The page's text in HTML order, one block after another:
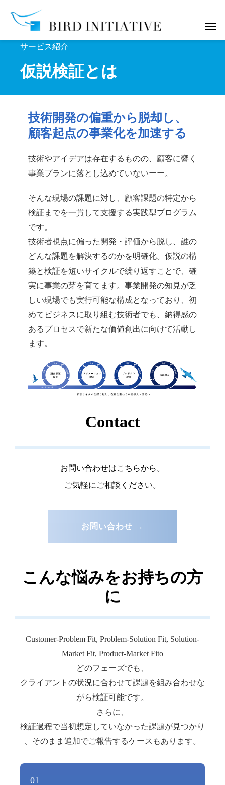
サービス紹介
仮説検証とは
技術開発の偏重から脱却し、
顧客起点の事業化を加速する
技術やアイデアは存在するものの、顧客に響く
事業プランに落とし込めていないーー。
そんな現場の課題に対し、顧客課題の特定から
検証までを一貫して支援する実践型プログラム
です。
技術者視点に偏った開発・評価から脱し、誰の
どんな課題を解決するのかを明確化。仮説の構
築と検証を短いサイクルで繰り返すことで、確
実に事業の芽を育てます。事業開発の知見が乏
しい現場でも実行可能な構成となっており、初
めてビジネスに取り組む技術者でも、納得感の
あるプロセスで新たな価値創出に向けて活動し
ます。
Contact
お問い合わせはこちらから。
ご気軽にご相談ください。
お問い合わせ →
こんな悩みをお持ちの方
に
Customer-Problem Fit, Problem-Solution Fit, Solution-
Market Fit, Product-Market Fito
どのフェーズでも、
クライアントの状況に合わせて課題を組み合わせな
がら検証可能です。
さらに、
検証過程で当初想定していなかった課題が見つかり
、そのまま追加でご報告するケースもあります。
01